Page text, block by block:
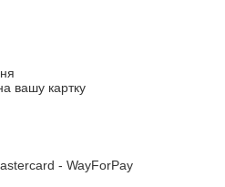
вашу картку
- WayForPay